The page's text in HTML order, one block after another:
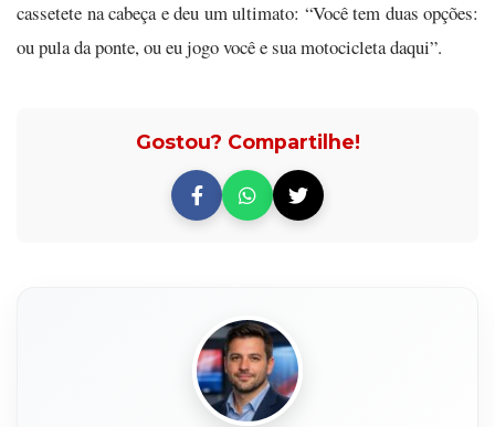
cassetete na cabeça e deu um ultimato: “Você tem duas opções:
ou pula da ponte, ou eu jogo você e sua motocicleta daqui”.
Gostou? Compartilhe!